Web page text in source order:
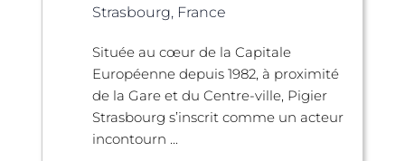
Strasbourg, France
Située au cœur de la Capitale
Européenne depuis 1982, à proximité
de la Gare et du Centre-ville, Pigier
Strasbourg s’inscrit comme un acteur
incontourn ...